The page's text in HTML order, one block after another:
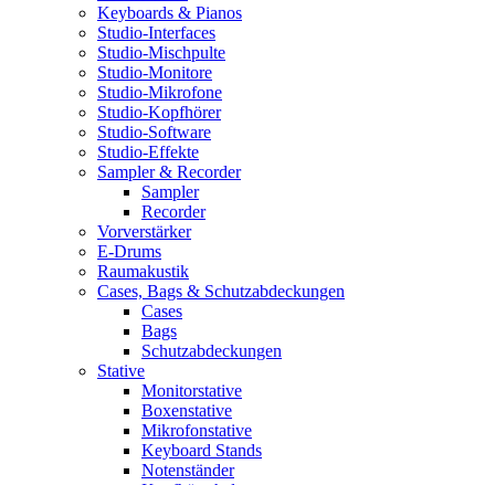
Keyboards & Pianos
Studio-Interfaces
Studio-Mischpulte
Studio-Monitore
Studio-Mikrofone
Studio-Kopfhörer
Studio-Software
Studio-Effekte
Sampler & Recorder
Sampler
Recorder
Vorverstärker
E-Drums
Raumakustik
Cases, Bags & Schutzabdeckungen
Cases
Bags
Schutzabdeckungen
Stative
Monitorstative
Boxenstative
Mikrofonstative
Keyboard Stands
Notenständer